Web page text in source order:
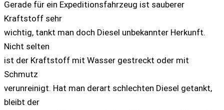
Gerade für ein Expeditionsfahrzeug ist sauberer
Kraftstoff sehr
wichtig, tankt man doch Diesel unbekannter Herkunft.
Nicht selten
ist der Kraftstoff mit Wasser gestreckt oder mit
Schmutz
verunreinigt. Hat man derart schlechten Diesel getankt,
bleibt der